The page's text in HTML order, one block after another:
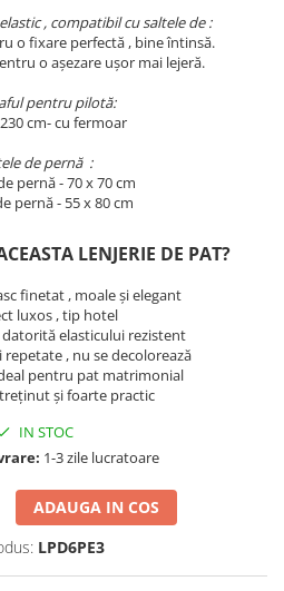
6
Cu
Regal,
1
1
, compatibil cu saltele de :
o fixare perfectă , bine întinsă.
o așezare ușor mai lejeră.
pentru pilotă:
cm- cu fermoar
de pernă :
pernă - 70 x 70 cm
pernă - 55 x 80 cm
LENJERIE DE PAT?
finetat , moale și elegant
luxos , tip hotel
elasticului rezistent
repetate , nu se decolorează
pentru pat matrimonial
și foarte practic
IN STOC
1-3 zile lucratoare
ADAUGA IN COS
LPD6PE3